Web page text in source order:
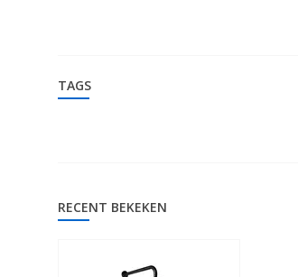
TAGS
RECENT BEKEKEN